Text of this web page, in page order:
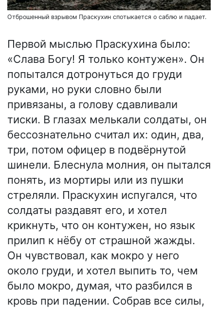
Отброшенный взрывом Праскухин спотыкается о саблю и падает.
Первой мыслью Праскухина было:
«Слава Богу! Я только контужен». Он
попытался дотронуться до груди
руками, но руки словно были
привязаны, а голову сдавливали
тиски. В глазах мелькали солдаты, он
бессознательно считал их: один, два,
три, потом офицер в подвёрнутой
шинели. Блеснула молния, он пытался
понять, из мортиры или из пушки
стреляли. Праскухин испугался, что
солдаты раздавят его, и хотел
крикнуть, что он контужен, но язык
прилип к нёбу от страшной жажды.
Он чувствовал, как мокро у него
около груди, и хотел выпить то, чем
было мокро, думая, что разбился в
кровь при падении. Собрав все силы,